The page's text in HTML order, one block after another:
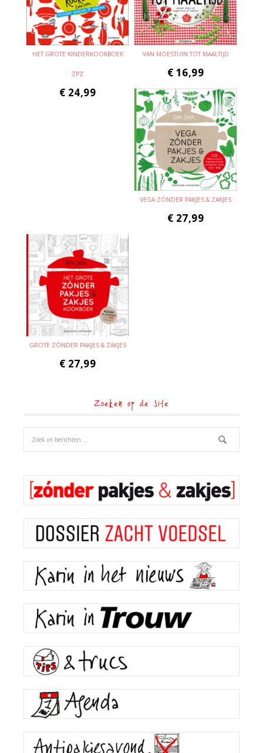
HET GROTE KINDERKOOKBOEK
ZPZ
€ 24,99
VAN MOESTUIN TOT MAALTIJD
€ 16,99
VEGA ZÓNDER PAKJES & ZAKJES
€ 27,99
GROTE ZÓNDER PAKJES & ZAKJES
€ 27,99
Zoeken op de site